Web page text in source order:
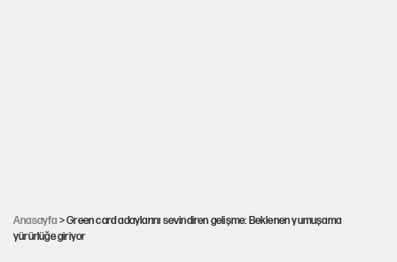
Anasayfa > Green card adaylarını sevindiren gelişme: Beklenen yumuşama
yürürlüğe giriyor